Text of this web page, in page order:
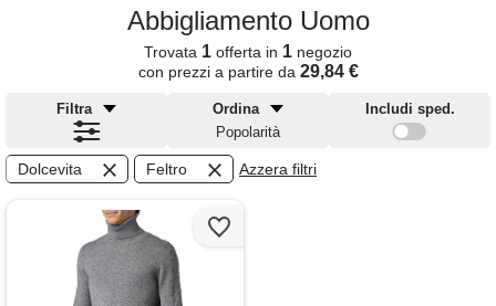
Abbigliamento Uomo
Trovata 1 offerta in 1 negozio
con prezzi a partire da 29,84 €
Filtra
Ordina
Popolarità
Includi sped.
Dolcevita Feltro Azzera filtri